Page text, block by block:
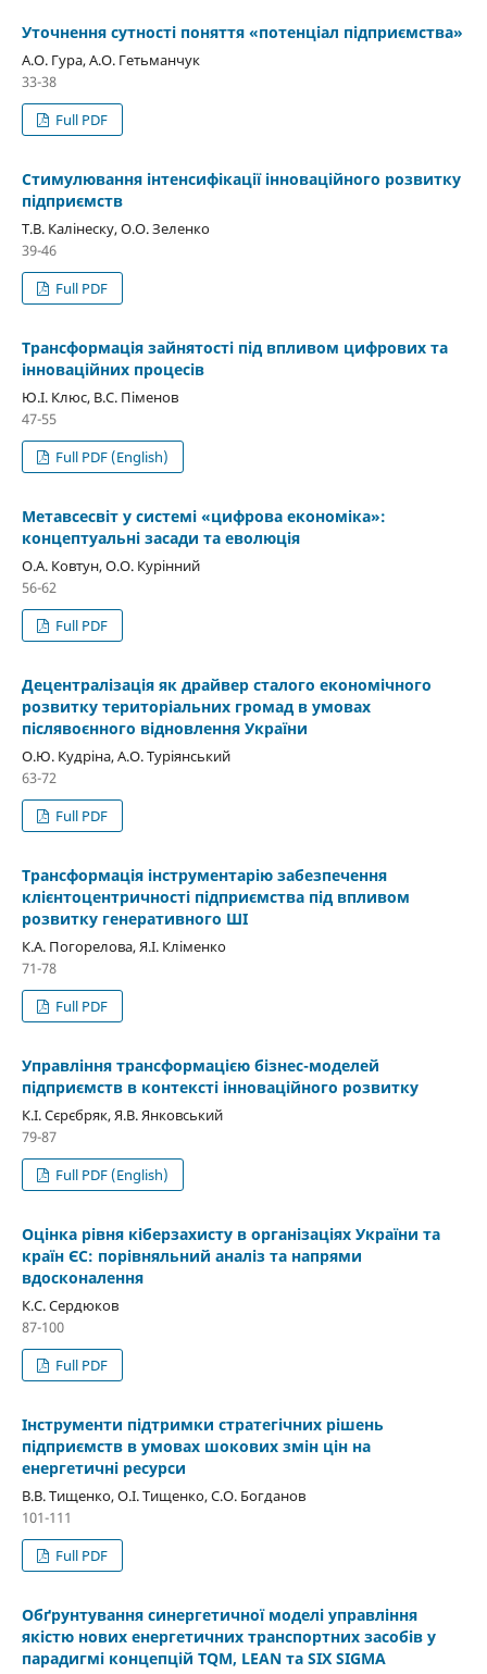
Уточнення сутності поняття «потенціал підприємства»
А.О. Гура, А.О. Гетьманчук
33-38
Full PDF
Cтимулювання інтенсифікації інноваційного розвитку
підприємств
Т.В. Калінеску, О.О. Зеленко
39-46
Full PDF
Трансформація зайнятості під впливом цифрових та
інноваційних процесів
Ю.І. Клюс, В.С. Піменов
47-55
Full PDF (English)
Метавсесвіт у системі «цифрова економіка»:
концептуальні засади та еволюція
О.А. Ковтун, О.О. Курінний
56-62
Full PDF
Децентралізація як драйвер сталого економічного
розвитку територіальних громад в умовах
післявоєнного відновлення України
О.Ю. Кудріна, А.О. Туріянський
63-72
Full PDF
Трансформація інструментарію забезпечення
клієнтоцентричності підприємства під впливом
розвитку генеративного ШІ
К.А. Погорелова, Я.І. Кліменко
71-78
Full PDF
Управління трансформацією бізнес-моделей
підприємств в контексті інноваційного розвитку
К.І. Сєрєбряк, Я.В. Янковський
79-87
Full PDF (English)
Оцінка рівня кіберзахисту в організаціях України та
країн ЄС: порівняльний аналіз та напрями
вдосконалення
К.С. Сердюков
87-100
Full PDF
Інструменти підтримки стратегічних рішень
підприємств в умовах шокових змін цін на
енергетичні ресурси
В.В. Тищенко, О.І. Тищенко, С.О. Богданов
101-111
Full PDF
Oбґрунтування синергетичної моделі управління
якістю нових енергетичних транспортних засобів у
парадигмі концепцій TQM, LEAN та SIX SIGMA